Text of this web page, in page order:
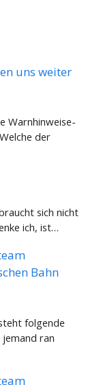
uns weiter
Warnhinweise-
der
sich nicht
ich, ist…
Bahn
folgende
ran